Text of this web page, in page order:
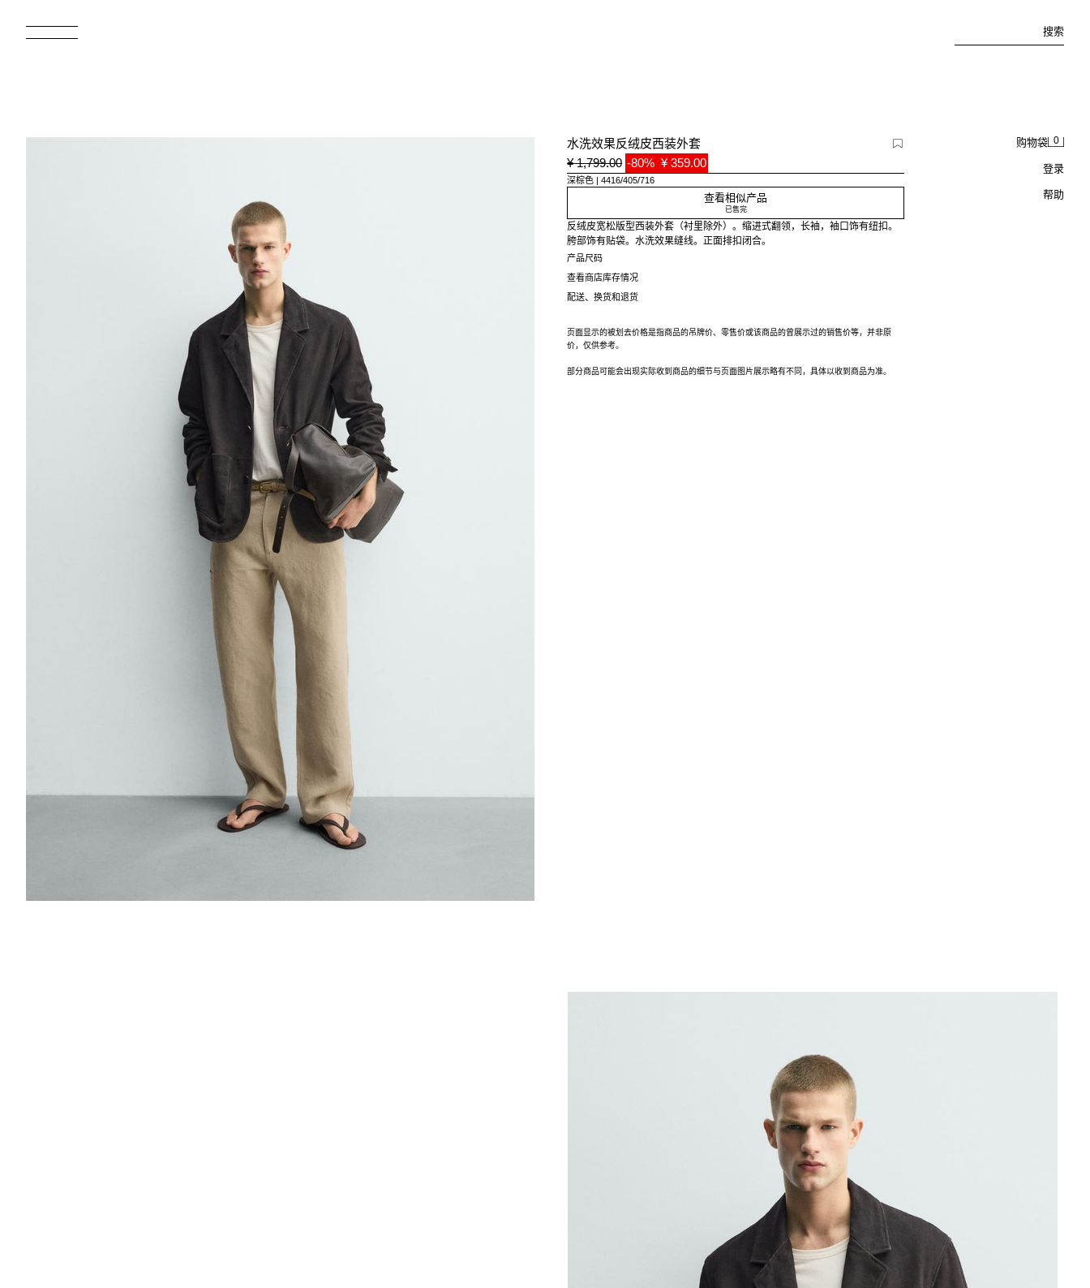
搜索
购物袋 0
登录
帮助
水洗效果反绒皮西装外套
¥ 1,799.00 -80% ¥ 359.00
深棕色 4416/405/716
查看相似产品
已售完
反绒皮宽松版型西装外套（衬里除外）。缩进式翻领，长袖，袖口饰有纽扣。
胯部饰有贴袋。水洗效果缝线。正面排扣闭合。
产品尺码
查看商店库存情况
配送、换货和退货
页面显示的被划去价格是指商品的吊牌价、零售价或该商品的曾展示过的销售价等，并非原
价，仅供参考。
部分商品可能会出现实际收到商品的细节与页面图片展示略有不同，具体以收到商品为准。